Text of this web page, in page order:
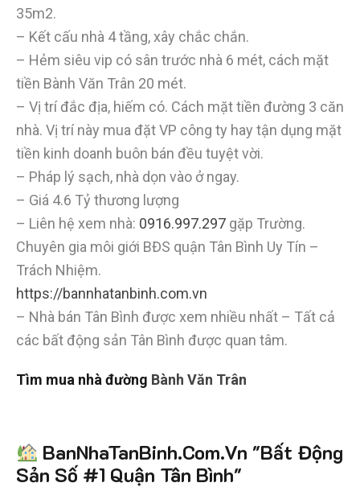
35m2.
– Kết cấu nhà 4 tầng, xây chắc chắn.
– Hẻm siêu vip có sân trước nhà 6 mét, cách mặt
tiền Bành Văn Trân 20 mét.
– Vị trí đắc địa, hiếm có. Cách mặt tiền đường 3 căn
nhà. Vị trí này mua đặt VP công ty hay tận dụng mặt
tiền kinh doanh buôn bán đều tuyệt vời.
– Pháp lý sạch, nhà dọn vào ở ngay.
– Giá 4.6 Tỷ thương lượng
– Liên hệ xem nhà: 0916.997.297 gặp Trường.
Chuyên gia môi giới BĐS quận Tân Bình Uy Tín –
Trách Nhiệm.
https://bannhatanbinh.com.vn
– Nhà bán Tân Bình được xem nhiều nhất – Tất cả
các bất động sản Tân Bình được quan tâm.
Tìm mua nhà đường Bành Văn Trân
Tiết kiệmhơn 90% thời gian , mua bán được nhanh hơn
và kiếm được nhiều tiền hơn với sự trợ giúp đắc lực của
đội ngũ chuyên gia VICTORY REAL
BanNhaTanBinh.Com.Vn "Bất Động
Sản Số #1 Quận Tân Bình"